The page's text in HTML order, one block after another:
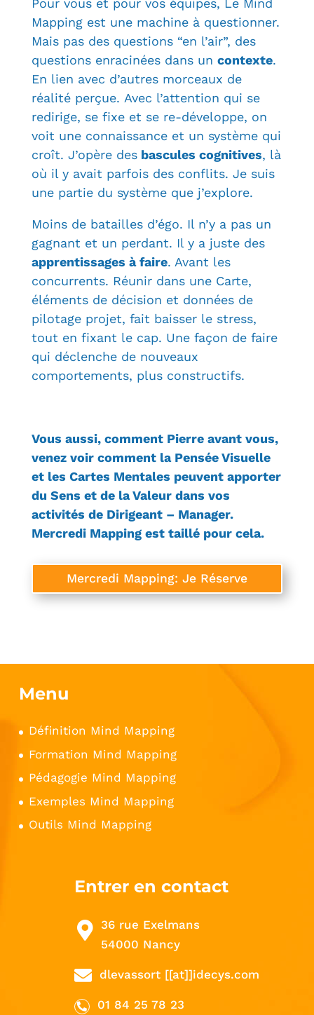
Mapping est une machine à questionner.
Mais pas des questions “en l’air”, des
questions enracinées dans un contexte.
En lien avec d’autres morceaux de
réalité perçue. Avec l’attention qui se
redirige, se fixe et se re-développe, on
voit une connaissance et un système qui
croît. J’opère desbascules cognitives, là
où il y avait parfois des conflits. Je suis
une partie du système que j’explore.
Moins de batailles d’égo. Il n’y a pas un
gagnant et un perdant. Il y a juste des
apprentissages à faire. Avant les
concurrents. Réunir dans une Carte,
éléments de décision et données de
pilotage projet, fait baisser le stress,
tout en fixant le cap. Une façon de faire
qui déclenche de nouveaux
comportements, plus constructifs.
Vous aussi, comment Pierre avant vous,
venez voir comment la Pensée Visuelle
et les Cartes Mentales peuvent apporter
du Sens et de la Valeur dans vos
activités de Dirigeant – Manager.
Mercredi Mapping est taillé pour cela.
Mercredi Mapping: Je Réserve
Menu
Définition Mind Mapping
Formation Mind Mapping
Pédagogie Mind Mapping
Exemples Mind Mapping
Outils Mind Mapping
Entrer en contact
36 rue Exelmans
54000 Nancy
dlevassort [[at]]idecys.com
01 84 25 78 23